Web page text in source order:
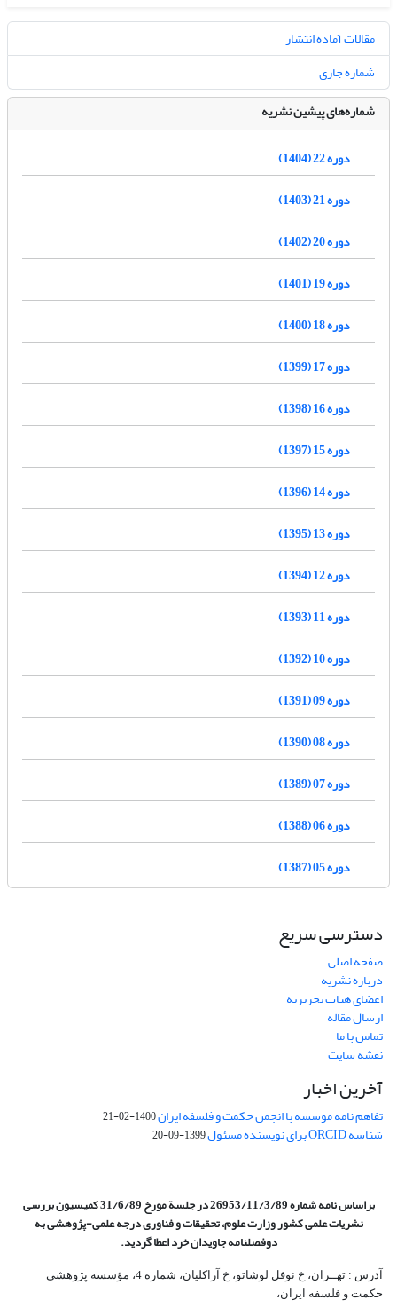
مقالات آماده انتشار
شماره جاری
شماره‌های پیشین نشریه
دوره 22 (1404)
دوره 21 (1403)
دوره 20 (1402)
دوره 19 (1401)
دوره 18 (1400)
دوره 17 (1399)
دوره 16 (1398)
دوره 15 (1397)
دوره 14 (1396)
دوره 13 (1395)
دوره 12 (1394)
دوره 11 (1393)
دوره 10 (1392)
دوره 09 (1391)
دوره 08 (1390)
دوره 07 (1389)
دوره 06 (1388)
دوره 05 (1387)
دسترسی سریع
صفحه اصلی
درباره نشریه
اعضای هیات تحریریه
ارسال مقاله
تماس با ما
نقشه سایت
آخرین اخبار
تفاهم نامه موسسه با انجمن حکمت و فلسفه ایران1400-02-21
شناسه ORCID برای نویسنده مسئول 1399-09-20
براساس نامه شماره 26953/11/3/89 در جلسة مورخ 31/6/89 کمیسیون
بررسی
نشریات علمی کشور وزارت علوم، تحقیقات و فناوری درجه علمی‌-پژوهشیبه
دوفصلنامه جاویدان خرد اعطا گردید.
آدرس : تهــران، خ نوفل لوشاتو، خ آراکلیان، شماره 4،‌ مؤسسه پژوهشی
حکمت و فلسفه ایران،‌